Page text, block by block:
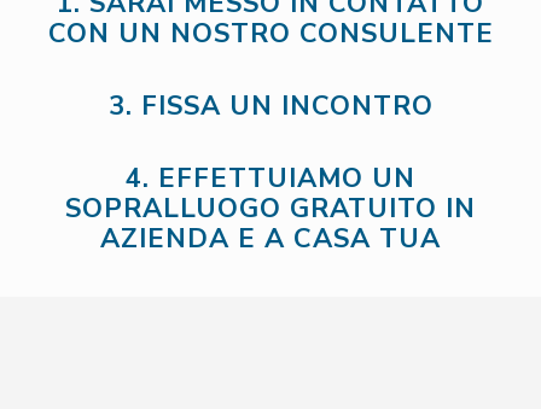
CON UN NOSTRO CONSULENTE
3. FISSA UN INCONTRO
4. EFFETTUIAMO UN
SOPRALLUOGO GRATUITO IN
AZIENDA E A CASA TUA